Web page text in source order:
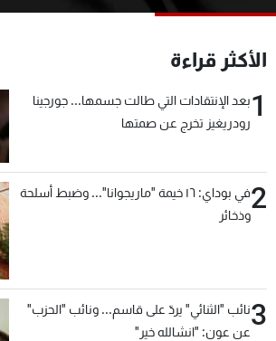
الأكثر قراءة
1بعد الإنتقادات التي طالت جسمها... جورجينا
رودريغيز تخرج عن صمتها
2
في بوداي: ١٦ خيمة "ماريجوانا"... وضبط أسلحة
وذخائر
3نائب "الثنائي" يردّ على قاسم... ونائب "الحزب"
عن عون: "انشالله خير"
الترددات
عن MTV
لاعلاناتكم
شروط الإسـتخدام
سياسة الخصوصية